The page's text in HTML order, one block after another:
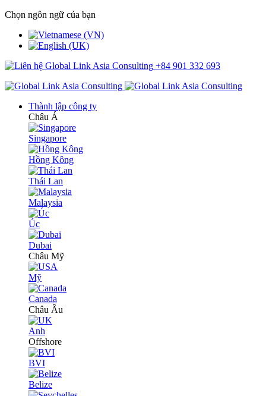
Chọn ngôn ngữ của bạn
+84 901 332 693
Thành lập công ty
Châu Á
Singapore
Hồng Kông
Thái Lan
Malaysia
Úc
Dubai
Châu Mỹ
Mỹ
Canada
Châu Âu
Anh
Offshore
BVI
Belize